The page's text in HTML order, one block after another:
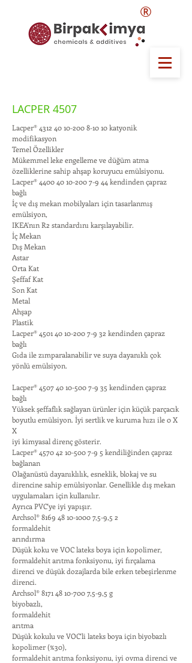
®
LACPER 4507
Lacper®4312 40 10-200 8-10 10katyonik
modifikasyon
Temel Özellikler
Mükemmel leke engelleme ve düğüm atma
özelliklerine sahip ahşap koruyucu emülsiyonu.
Lacper®4400 40 10-200 7-9 44 kendinden çapraz
bağlı
İç ve dış mekan mobilyaları için tasarlanmış
emülsiyon,
IKEA'nın R2 standardını karşılayabilir.
İç Mekan
Dış Mekan
Astar
Orta Kat
Şeffaf Kat
Son Kat
Metal
Ahşap
Plastik
Lacper®4501 40 10-200 7-9 32 kendinden çapraz
bağlı
Gıda ile zımparalanabilir ve suya dayanıklı çok
yönlü emülsiyon.
Lacper®4507 40 10-500 7-9 35 kendinden çapraz
bağlı
Yüksek şeffaflık sağlayan ürünler için küçük parçacık
boyutlu emülsiyon. İyi sertlik ve kuruma hızı ile 0 X
X
iyi kimyasal direnç gösterir.
Lacper®4570 42 10-500 7-9 5 kendiliğinden çapraz
bağlanan
Olağanüstü dayanıklılık, esneklik, blokaj ve su
direncine sahip emülsiyonlar. Genellikle dış mekan
uygulamaları için kullanılır.
Ayrıca PVC'ye iyi yapışır.
Archsol®8169 48 10-1000 7,5-9,5 2
formaldehit
arındırma
Düşük koku ve VOC lateks boya için kopolimer,
formaldehit arıtma fonksiyonu, iyi fırçalama
direnci ve düşük dozajlarda bile erken tebeşirlenme
direnci.
Archsol®8171 48 10-700 7,5-9,5 g
biyobazlı,
formaldehit
arıtma
Düşük kokulu ve VOC'li lateks boya için biyobazlı
kopolimer (%30),
formaldehit arıtma fonksiyonu, iyi ovma direnci ve